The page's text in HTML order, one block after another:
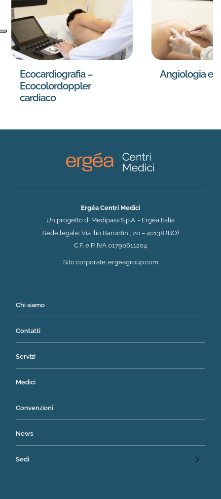
Ecocardiografia –
Ecocolordoppler
cardiaco
Angiologia e
Ergéa Centri Medici
Un progetto di Medipass S.p.A. - Ergéa Italia
Sede legale: Via Ilio Barontini, 20 – 40138 (BO)
C.F. e P. IVA 01790611204
Sito corporate: ergeagroup.com(si apre in una nuova
Chi siamo
Contatti
Servizi
Medici
Convenzioni
News
Sedi